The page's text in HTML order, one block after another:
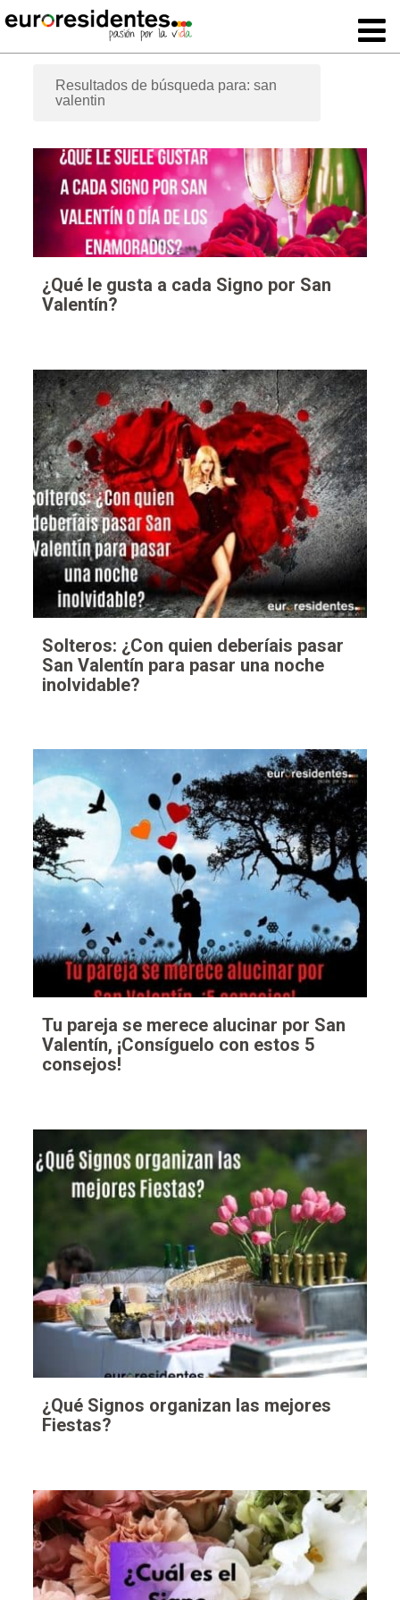
Resultados de búsqueda para: san
valentin
¿Qué le gusta a cada Signo por San
Valentín?
Solteros: ¿Con quien deberíais pasar
San Valentín para pasar una noche
inolvidable?
Tu pareja se merece alucinar por San
Valentín, ¡Consíguelo con estos 5
consejos!
¿Qué Signos organizan las mejores
Fiestas?